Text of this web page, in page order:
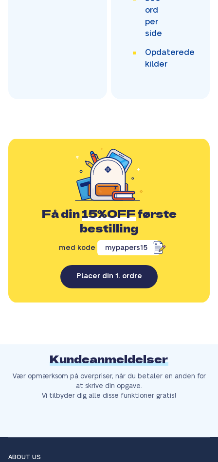
ord
per
side
Opdaterede
kilder
Få din15%OFFførste
bestilling
med kode mypapers15
Placer din 1. ordre
Kundeanmeldelser
Vær opmærksom på overpriser, når du betaler en anden for
at skrive din opgave.
Vi tilbyder dig alle disse funktioner gratis!
ABOUT US